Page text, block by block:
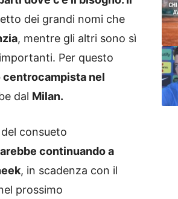
dei grandi nomi che
, mentre gli altri sono sì
Per questo
centrocampista nel
dal Milan.
consueto
continuando a
, in scadenza con il
prossimo